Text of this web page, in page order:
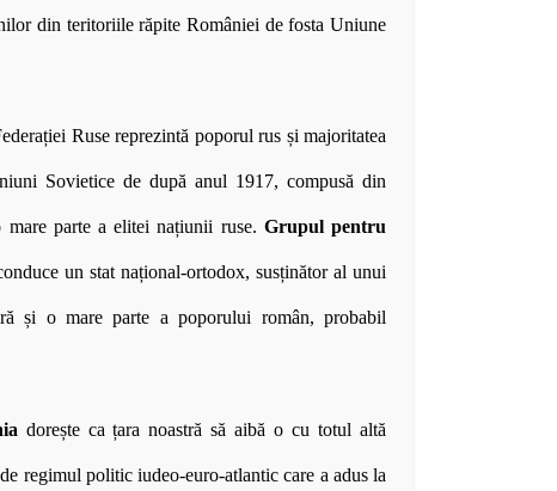
din teritoriile răpite României de fosta Uniune
Ruse reprezintă poporul rus și majoritatea
Sovietice de după anul 1917, compusă din
parte a elitei națiunii ruse. Grupul pentru
un stat național-ortodox, susținător al unui
și o mare parte a poporului român, probabil
dorește ca țara noastră să aibă o cu totul altă
regimul politic iudeo-euro-atlantic care a adus la